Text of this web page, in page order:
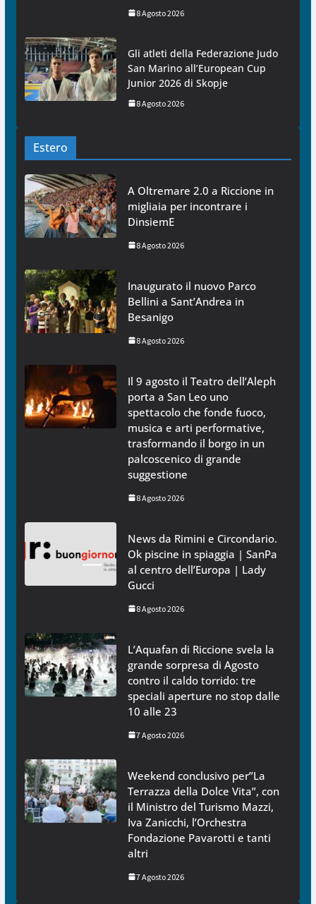
8 Agosto 2026
Gli atleti della Federazione Judo
San Marino all’European Cup
Junior 2026 di Skopje
8 Agosto 2026
Estero
A Oltremare 2.0 a Riccione in
migliaia per incontrare i
DinsiemE
8 Agosto 2026
Inaugurato il nuovo Parco
Bellini a Sant’Andrea in
Besanigo
8 Agosto 2026
Il 9 agosto il Teatro dell’Aleph
porta a San Leo uno
spettacolo che fonde fuoco,
musica e arti performative,
trasformando il borgo in un
palcoscenico di grande
suggestione
8 Agosto 2026
News da Rimini e Circondario.
Ok piscine in spiaggia | SanPa
al centro dell’Europa | Lady
Gucci
8 Agosto 2026
L’Aquafan di Riccione svela la
grande sorpresa di Agosto
contro il caldo torrido: tre
speciali aperture no stop dalle
10 alle 23
7 Agosto 2026
Weekend conclusivo per”La
Terrazza della Dolce Vita”, con
il Ministro del Turismo Mazzi,
Iva Zanicchi, l’Orchestra
Fondazione Pavarotti e tanti
altri
7 Agosto 2026